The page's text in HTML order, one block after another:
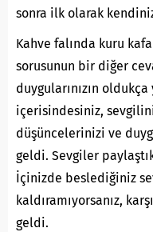
sonra ilk olarak
Kahve falında kuru
sorusunun bir diğer
duygularınızın
içerisindesiniz,
düşüncelerinizi ve
geldi. Sevgiler
İçinizde beslediğiniz
kaldıramıyorsanız,
geldi.